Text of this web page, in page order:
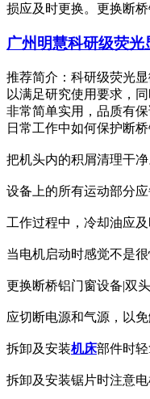
损应及时更换。更换断
广州明慧科研级荧
推荐简介：科研级荧光
以满足研究使用要求，
非常简单实用，品质有
日常工作中如何保护断
把机头内的积屑清理干净
设备上的所有运动部分
工作过程中，冷却油应
当电机启动时感觉不是
更换断桥铝门窗设备|双
应切断电源和气源，以免
拆卸及安装机床部件时
拆卸及安装锯片时注意